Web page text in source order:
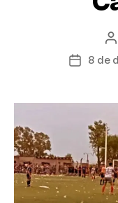
8 de